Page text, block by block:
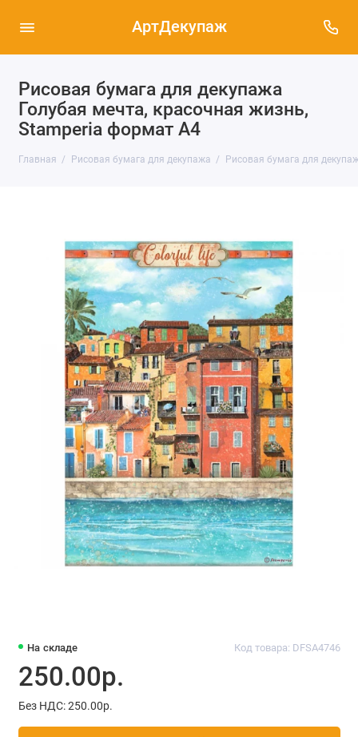
АртДекупаж
Рисовая бумага для декупажа
Голубая мечта, красочная жизнь,
Stamperia формат А4
Главная Рисовая бумага для декупажа Рисовая бумага для
На складе Код товара: DFSA4746
250.00р.
Без НДС: 250.00р.